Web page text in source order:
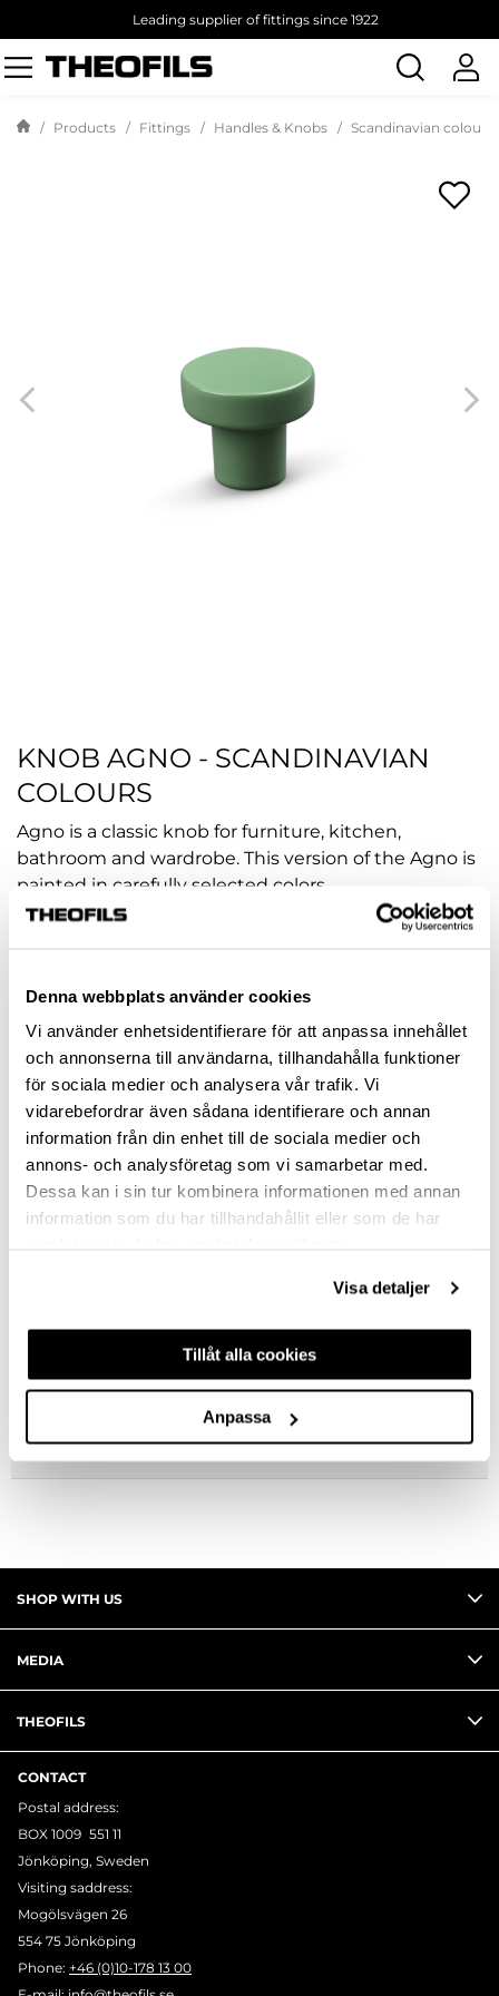
Denna webbplats använder cookies
Vi använder enhetsidentifierare för att anpassa innehållet
och annonserna till användarna, tillhandahålla funktioner
för sociala medier och analysera vår trafik. Vi
vidarebefordrar även sådana identifierare och annan
information från din enhet till de sociala medier och
annons- och analysföretag som vi samarbetar med.
Dessa kan i sin tur kombinera informationen med annan
information som du har tillhandahållit eller som de har
Visa detaljer
Tillåt alla cookies
Anpassa
Leading supplier of fittings since 1922
Search
products
Products Fittings Handles & Knobs Scandinavian colours
KNOB AGNO - SCANDINAVIAN
COLOURS
Agno is a classic knob for furniture, kitchen,
bathroom and wardrobe. This version of the Agno is
painted in carefully selected colors.
LIGHT GREEN
SILVER GREY
SILK GRAY
KNOB DIAMETER
28
DESCRIPTION
ASK ABOUT PRODUCT
REVIEWS
SHOP WITH US
MEDIA
THEOFILS
CONTACT
Postal address:
BOX 1009 551 11
Jönköping, Sweden
Visiting saddress:
Mogölsvägen 26
554 75 Jönköping
Phone: +46 (0)10-178 13 00